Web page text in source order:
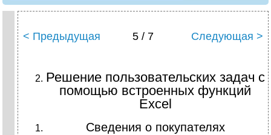
< Предыдущая 5 / 7 Следующая >
Решение пользовательских задач с
помощью встроенных функций
Excel
Сведения о покупателях